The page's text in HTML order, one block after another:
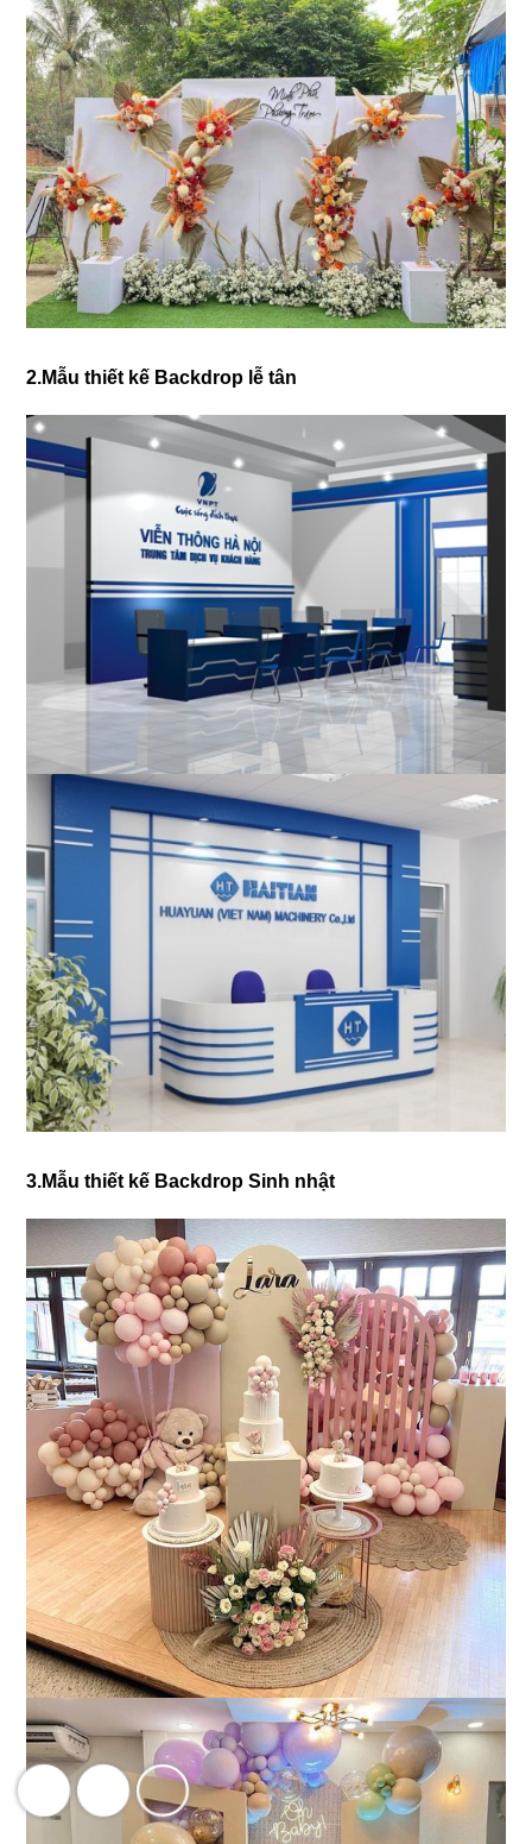
2.Mẫu thiết kế Backdrop lễ tân
3.Mẫu thiết kế Backdrop Sinh nhật